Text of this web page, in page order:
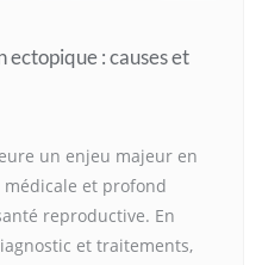
: causes et
un enjeu majeur en
et profond
reproductive. En
et traitements,